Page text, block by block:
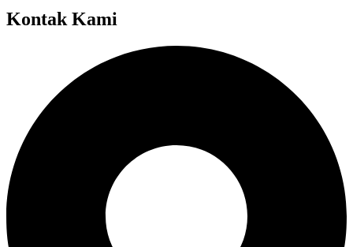
Kontak Kami